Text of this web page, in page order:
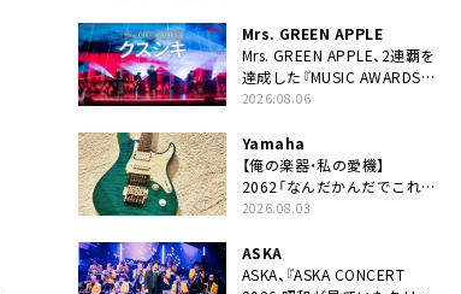
Mrs. GREEN APPLE
Mrs. GREEN APPLE、2連覇を
達成した『MUSIC AWARDS
JAPAN 2026』での「クスシ
YouTube公開
2026.08.06
Yamaha
【俺の楽器・私の愛機】
2062「なんだかんだでこれが
1番」
2026.08.03
ASKA
ASKA、『ASKA CONCERT